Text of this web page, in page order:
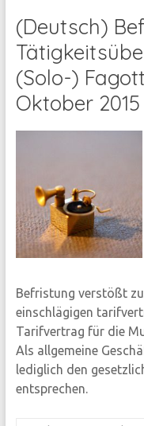
(Deutsch)
(Solo-)
Oktober 2015
Befristung verstößt
einschlägigen
Tarifvertrag für die
Als allgemeine
lediglich den
entsprechen.